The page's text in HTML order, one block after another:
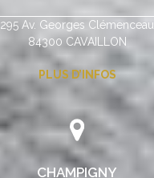
295 Av. Georges Clémenceau
84300 CAVAILLON
PLUS D’INFOS
CHAMPIGNY